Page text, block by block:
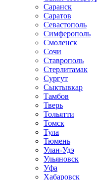
Саранск
Саратов
Севастополь
Симферополь
Смоленск
Сочи
Ставрополь
Стерлитамак
Сургут
Сыктывкар
Тамбов
Тверь
Тольятти
Томск
Тула
Тюмень
Улан-Удэ
Ульяновск
Уфа
Хабаровск